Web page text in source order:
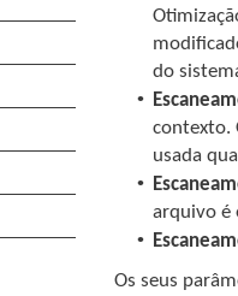
do
•
contexto.
usada
•
arquivo é
•
Os seus